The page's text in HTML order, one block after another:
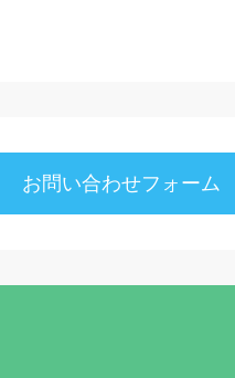
お問い合わせフォーム